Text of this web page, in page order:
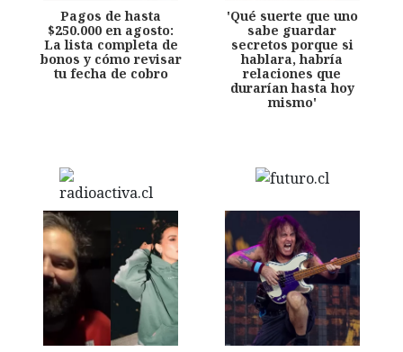
Pagos de hasta
$250.000 en agosto:
La lista completa de
bonos y cómo revisar
tu fecha de cobro
'Qué suerte que uno
sabe guardar
secretos porque si
hablara, habría
relaciones que
durarían hasta hoy
mismo'